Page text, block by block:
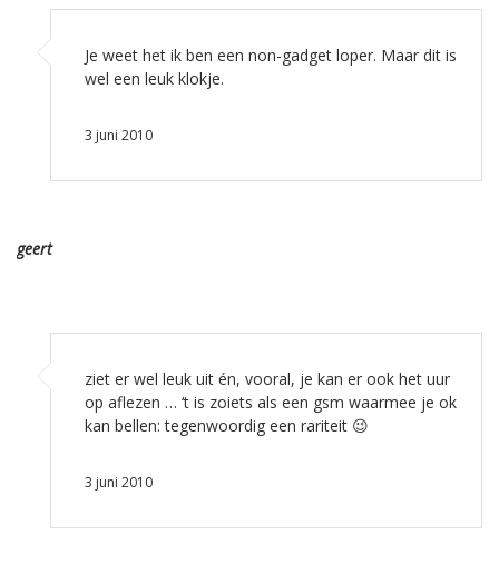
Je weet het ik ben een non-gadget loper. Maar dit is
wel een leuk klokje.
3 juni 2010
geert
ziet er wel leuk uit én, vooral, je kan er ook het uur
op aflezen … ‘t is zoiets als een gsm waarmee je ok
kan bellen: tegenwoordig een rariteit 😉
3 juni 2010